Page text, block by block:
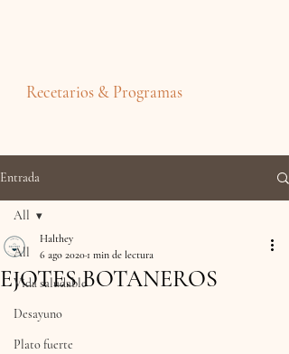
Recetarios & Programas
Entrada
All
Vida saludable
Desayuno
Plato fuerte
All
EJOTES BOTANEROS
Halthey
6 ago 2020 1 min de lectura